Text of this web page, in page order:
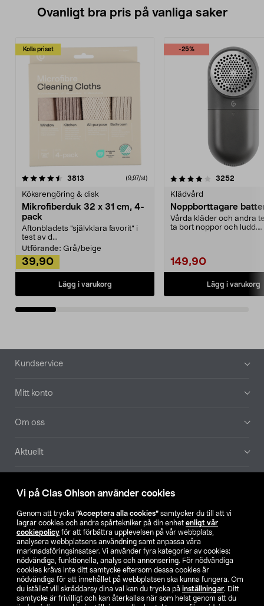
Vi på Clas Ohlson använder cookies
Genom att trycka ”Acceptera alla cookies” samtycker du till att vi
lagrar cookies och andra spårtekniker på din enhet enligt vår
cookiepolicy för att förbättra upplevelsen på vår webbplats,
analysera webbplatsens användning samt anpassa våra
marknadsföringsinsatser. Vi använder fyra kategorier av cookies:
nödvändiga, funktionella, analys och annonsering. För nödvändiga
cookies krävs inte ditt samtycke eftersom dessa cookies är
nödvändiga för att innehållet på webbplatsen ska kunna fungera. Om
du istället vill skräddarsy dina val kan du trycka på inställningar. Ditt
samtycke är frivilligt och kan återkallas när som helst genom att du
Ovanligt bra pris på vanliga saker
Kolla priset
3813 (9,97/st)
Köksrengöring & disk
Mikrofiberduk 32 x 31 cm, 4-
pack
Aftonbladets "självklara favorit” i
test av d...
Utförande: Grå/beige
39,90
Lägg i varukorg
-25%
4.0av 5 stjärnor 3252
Klädvård
Noppborttagare
Vårda kläder och andra
ta bort noppor och ludd.
149,90
Lägg i varukorg
4.5av 5 stjärnor
Sidfot
Kundservice
Mitt konto
Om oss
Aktuellt
Hitta butik
SE NO FI